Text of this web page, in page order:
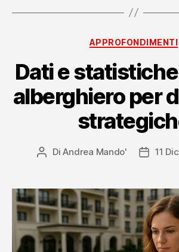
Categorie
APPROFONDIMENTI
Dati e
alberghiero per
Autore
DiAndrea Mando'
Data
11